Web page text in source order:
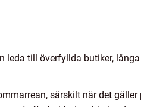
leda till överfyllda butiker,
särskilt när det gäller